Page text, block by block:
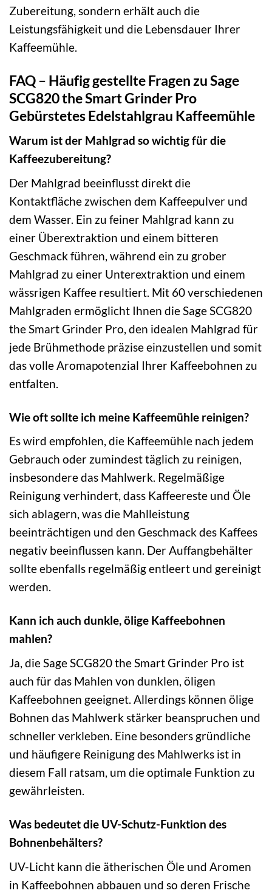
Zubereitung, sondern erhält auch die
Leistungsfähigkeit und die Lebensdauer Ihrer
Kaffeemühle.
FAQ – Häufig gestellte Fragen zu Sage
SCG820 the Smart Grinder Pro
Gebürstetes Edelstahlgrau Kaffeemühle
Warum ist der Mahlgrad so wichtig für die
Kaffeezubereitung?
Der Mahlgrad beeinflusst direkt die
Kontaktfläche zwischen dem Kaffeepulver und
dem Wasser. Ein zu feiner Mahlgrad kann zu
einer Überextraktion und einem bitteren
Geschmack führen, während ein zu grober
Mahlgrad zu einer Unterextraktion und einem
wässrigen Kaffee resultiert. Mit 60 verschiedenen
Mahlgraden ermöglicht Ihnen die Sage SCG820
the Smart Grinder Pro, den idealen Mahlgrad für
jede Brühmethode präzise einzustellen und somit
das volle Aromapotenzial Ihrer Kaffeebohnen zu
entfalten.
Wie oft sollte ich meine Kaffeemühle reinigen?
Es wird empfohlen, die Kaffeemühle nach jedem
Gebrauch oder zumindest täglich zu reinigen,
insbesondere das Mahlwerk. Regelmäßige
Reinigung verhindert, dass Kaffeereste und Öle
sich ablagern, was die Mahlleistung
beeinträchtigen und den Geschmack des Kaffees
negativ beeinflussen kann. Der Auffangbehälter
sollte ebenfalls regelmäßig entleert und gereinigt
werden.
Kann ich auch dunkle, ölige Kaffeebohnen
mahlen?
Ja, die Sage SCG820 the Smart Grinder Pro ist
auch für das Mahlen von dunklen, öligen
Kaffeebohnen geeignet. Allerdings können ölige
Bohnen das Mahlwerk stärker beanspruchen und
schneller verkleben. Eine besonders gründliche
und häufigere Reinigung des Mahlwerks ist in
diesem Fall ratsam, um die optimale Funktion zu
gewährleisten.
Was bedeutet die UV-Schutz-Funktion des
Bohnenbehälters?
UV-Licht kann die ätherischen Öle und Aromen
in Kaffeebohnen abbauen und so deren Frische